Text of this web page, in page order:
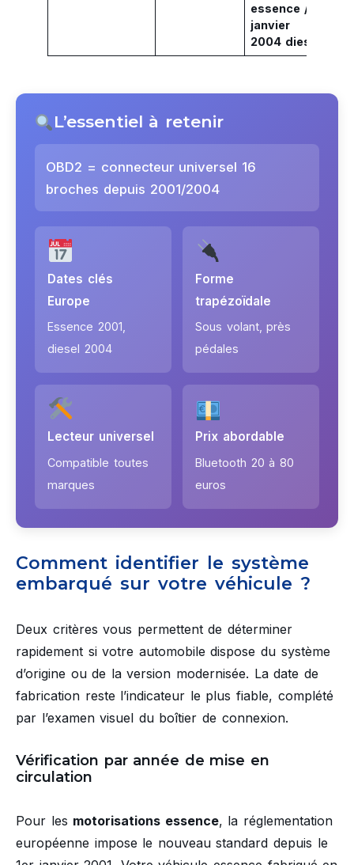
essence /
janvier
2004 diesel
L’essentiel à retenir
OBD2 = connecteur universel 16
broches depuis 2001/2004
Dates clés
Europe
Essence 2001,
diesel 2004
Forme
trapézoïdale
Sous volant, près
pédales
Lecteur universel
Compatible toutes
marques
Prix abordable
Bluetooth 20 à 80
euros
Comment identifier le système
embarqué sur votre véhicule ?
Deux critères vous permettent de déterminer
rapidement si votre automobile dispose du système
d’origine ou de la version modernisée. La date de
fabrication reste l’indicateur le plus fiable, complété
par l’examen visuel du boîtier de connexion.
Vérification par année de mise en
circulation
Pour les motorisations essence, la réglementation
européenne impose le nouveau standard depuis le